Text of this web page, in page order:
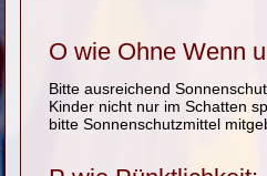
O wie Ohne Wenn
Bitte ausreichend
Kinder nicht nur im Schatten
bitte Sonnenschutzmittel